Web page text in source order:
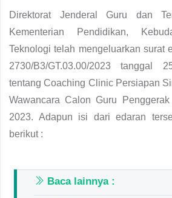
Direktorat Jenderal Guru dan
Kementerian Pendidikan,
Teknologi telah mengeluarkan surat
2730/B3/GT.03.00/2023 tanggal
tentang Coaching Clinic Persiapan
Wawancara Calon Guru
2023. Adapun isi dari edaran
berikut :
Baca lainnya :